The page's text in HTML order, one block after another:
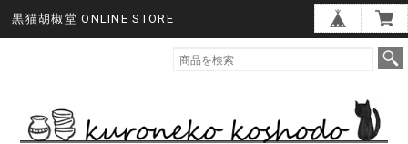
黒猫胡椒堂 ONLINE STORE